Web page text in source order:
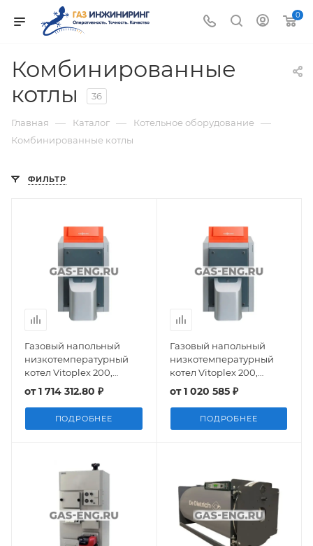
0
Комбинированные
котлы
36
Главная — Каталог — Котельное оборудование —
Комбинированные котлы
ФИЛЬТР
Газовый напольный
низкотемпературный
котел Vitoplex 200,
работающий на газе/
дизельном топливе, 1100
кВт, Viessmann
от1 714 312.80 ₽
ПОДРОБНЕЕ
Газовый напольный
низкотемпературный
котел Vitoplex 200,
работающий на газе/
дизельном топливе, 560
кВт, Viessmann
от1 020 585 ₽
ПОДРОБНЕЕ